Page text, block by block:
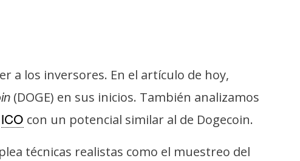
a los inversores. En el artículo de hoy,
(DOGE) en sus inicios. También analizamos
ICO con un potencial similar al de Dogecoin.
técnicas realistas como el muestreo del